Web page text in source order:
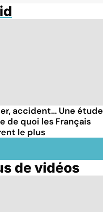
accident... Une étude
de quoi les Français
le plus
de vidéos